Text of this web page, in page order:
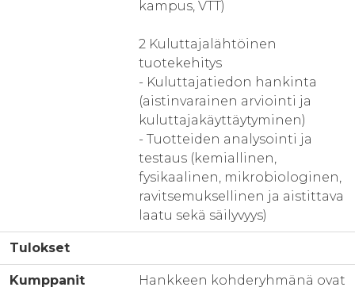
kampus, VTT)
2 Kuluttajalähtöinen
tuotekehitys
- Kuluttajatiedon hankinta
(aistinvarainen arviointi ja
kuluttajakäyttäytyminen)
- Tuotteiden analysointi ja
testaus (kemiallinen,
fysikaalinen, mikrobiologinen,
ravitsemuksellinen ja aistittava
laatu sekä säilyvyys)
Tulokset
Kumppanit
Hankkeen kohderyhmänä ovat